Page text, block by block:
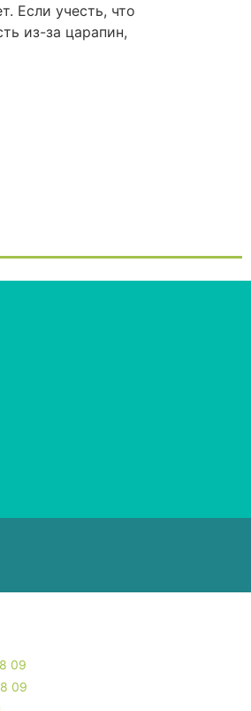
Если учесть, что
из-за царапин,
09
09